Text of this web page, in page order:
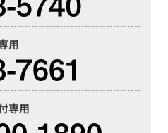
用
専用